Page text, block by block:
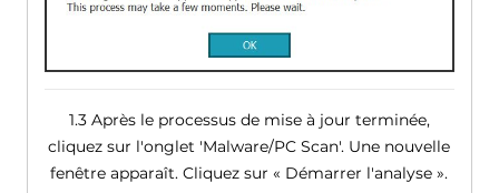
1.3 Après le processus de mise à jour terminée,
cliquez sur l'onglet 'Malware/PC Scan'. Une nouvelle
fenêtre apparaît. Cliquez sur « Démarrer l'analyse ».